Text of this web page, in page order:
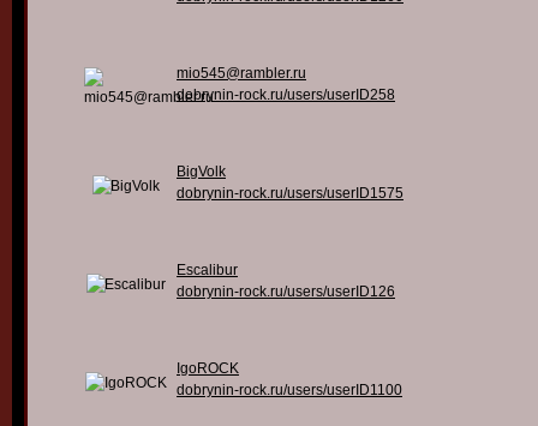
mio545@rambler.ru
dobrynin-rock.ru/users/userID258
BigVolk
dobrynin-rock.ru/users/userID1575
Escalibur
dobrynin-rock.ru/users/userID126
IgoROCK
dobrynin-rock.ru/users/userID1100